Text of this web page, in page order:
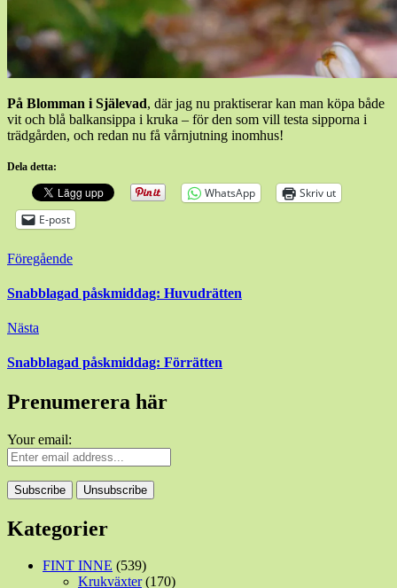
På Blomman i Själevad, där jag nu praktiserar kan man köpa både
vit och blå balkansippa i kruka – för den som vill testa sipporna i
trädgården, och redan nu få vårnjutning inomhus!
Dela detta:
WhatsApp
Skriv ut
E-post
Inläggsnavigering
Föregående
Snabblagad påskmiddag: Huvudrätten
Nästa
Snabblagad påskmiddag: Förrätten
Prenumerera här
Your email:
Kategorier
FINT INNE (539)
Krukväxter(170)